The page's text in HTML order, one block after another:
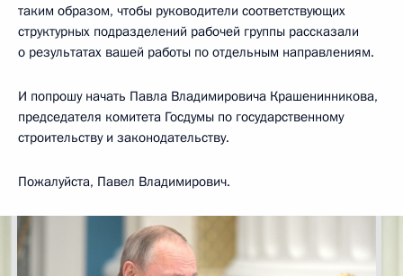
таким образом, чтобы руководители соответствующих
структурных подразделений рабочей группы рассказали
о результатах вашей работы по отдельным направлениям.
И попрошу начать Павла Владимировича Крашенинникова,
председателя комитета Госдумы по государственному
строительству и законодательству.
Пожалуйста, Павел Владимирович.